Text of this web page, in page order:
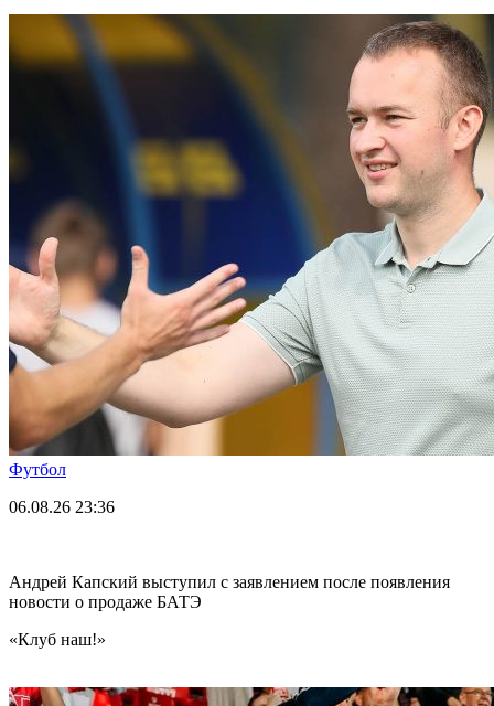
Футбол
06.08.26 23:36
Андрей Капский выступил с заявлением после появления
новости о продаже БАТЭ
«Клуб наш!»